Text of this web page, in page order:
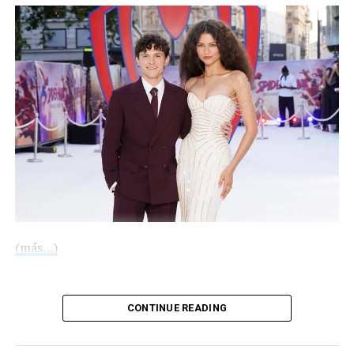
Estos conciertos marcan el regreso de Karol G a los
escenarios tras su última gira, “Mañana será bonito
world tour”, con la que realizó 64 conciertos en 22
países de América y Europa entre 2023 y 2024.
Compártelo:
(más…)
CONTINUE READING